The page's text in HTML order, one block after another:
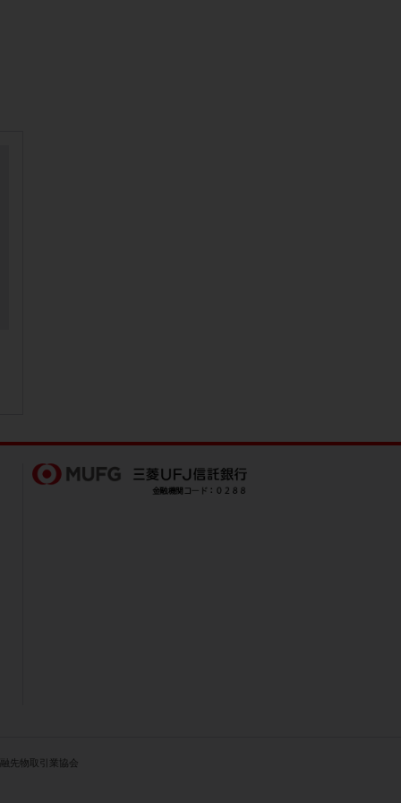
先物取引業協会